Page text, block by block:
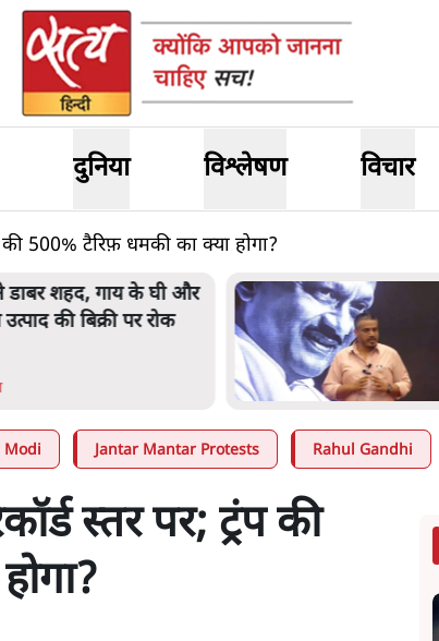
दुनिया विश्लेषण विचार
500% टैरिफ़ धमकी का क्या होगा?
में गैर बीजेपी वोटरों के नामों
की बड़ी साज़िश'- रोहित
का आरोप
Modi Jantar Mantar Protests Rahul Gandhi
स्तर पर; ट्रंप की